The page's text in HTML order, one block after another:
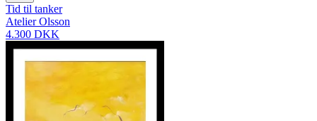
Tid til tanker
Atelier Olsson
4.300 DKK